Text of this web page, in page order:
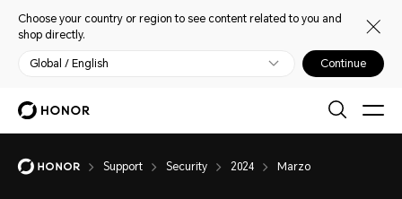
Choose your country or region to see content related to you and
shop directly.
Global / English Continue
Support Security 2024 Marzo